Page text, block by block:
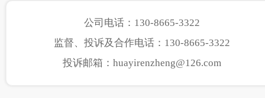
公司电话：130-8665-3322
监督、投诉及合作电话：130-8665-3322
投诉邮箱：huayirenzheng@126.com